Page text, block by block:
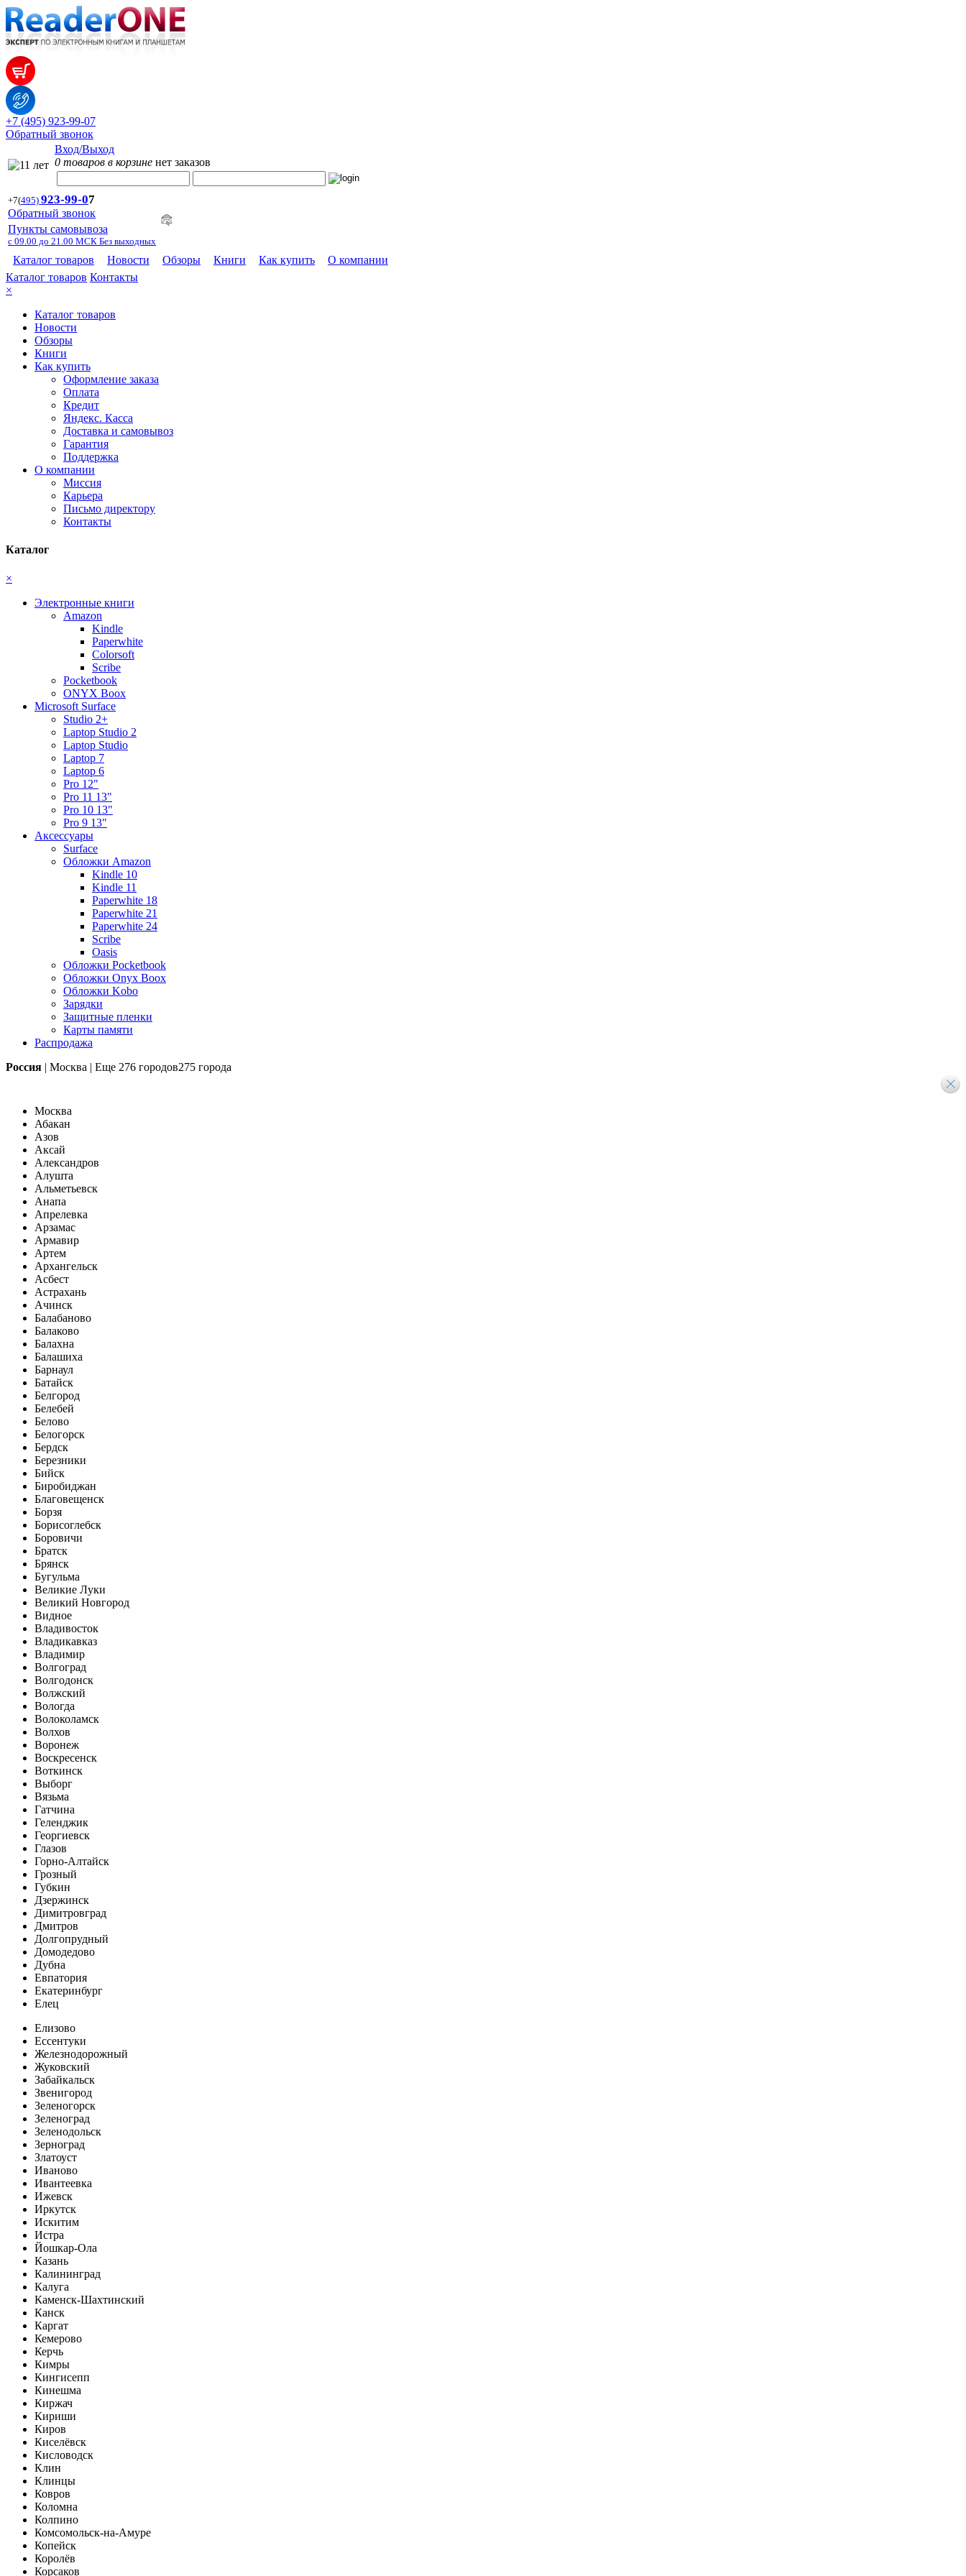
+7 (495) 923-99-07
Обратный звонок
Вход/Выход
0 товаров в корзине нет заказов
+7(495) 923-99-07
Обратный звонок
Пункты самовывоза
с 09.00 до 21.00 МСК Без выходных
Каталог товаров Новости Обзоры Книги Как купить
О компании
Каталог товаров Контакты
×
Каталог товаров
Новости
Обзоры
Книги
Как купить
Оформление заказа
Оплата
Кредит
Яндекс. Касса
Доставка и самовывоз
Гарантия
Поддержка
О компании
Миссия
Карьера
Письмо директору
Контакты
Каталог
×
Электронные книги
Amazon
Kindle
Paperwhite
Colorsoft
Scribe
Pocketbook
ONYX Boox
Microsoft Surface
Studio 2+
Laptop Studio 2
Laptop Studio
Laptop 7
Laptop 6
Pro 12"
Pro 11 13"
Pro 10 13"
Pro 9 13"
Аксессуары
Surface
Обложки Amazon
Kindle 10
Kindle 11
Paperwhite 18
Paperwhite 21
Paperwhite 24
Scribe
Oasis
Обложки Pocketbook
Обложки Onyx Boox
Обложки Kobo
Зарядки
Защитные пленки
Карты памяти
Распродажа
Россия | Москва | Еще 276 городов275 города
Москва
Абакан
Азов
Аксай
Александров
Алушта
Альметьевск
Анапа
Апрелевка
Арзамас
Армавир
Артем
Архангельск
Асбест
Астрахань
Ачинск
Балабаново
Балаково
Балахна
Балашиха
Барнаул
Батайск
Белгород
Белебей
Белово
Белогорск
Бердск
Березники
Бийск
Биробиджан
Благовещенск
Борзя
Борисоглебск
Боровичи
Братск
Брянск
Бугульма
Великие Луки
Великий Новгород
Видное
Владивосток
Владикавказ
Владимир
Волгоград
Волгодонск
Волжский
Вологда
Волоколамск
Волхов
Воронеж
Воскресенск
Воткинск
Выборг
Вязьма
Гатчина
Геленджик
Георгиевск
Глазов
Горно-Алтайск
Грозный
Губкин
Дзержинск
Димитровград
Дмитров
Долгопрудный
Домодедово
Дубна
Евпатория
Екатеринбург
Елец
Елизово
Ессентуки
Железнодорожный
Жуковский
Забайкальск
Звенигород
Зеленогорск
Зеленоград
Зеленодольск
Зерноград
Златоуст
Иваново
Ивантеевка
Ижевск
Иркутск
Искитим
Истра
Йошкар-Ола
Казань
Калининград
Калуга
Каменск-Шахтинский
Канск
Каргат
Кемерово
Керчь
Кимры
Кингисепп
Кинешма
Киржач
Кириши
Киров
Киселёвск
Кисловодск
Клин
Клинцы
Ковров
Коломна
Колпино
Комсомольск-на-Амуре
Копейск
Королёв
Корсаков